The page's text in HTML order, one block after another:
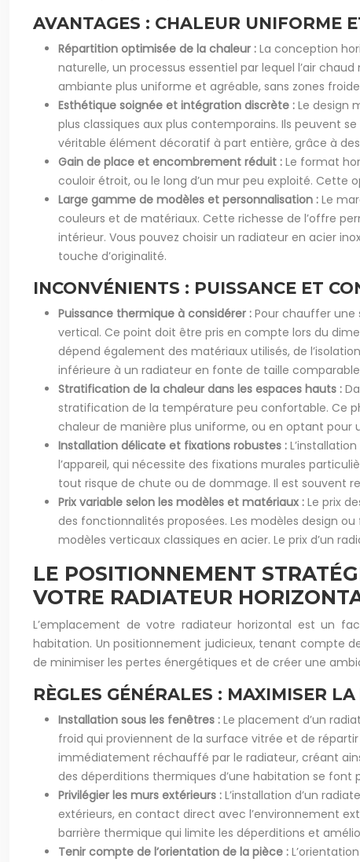
AVANTAGES : CHALEUR UNIFORME
Répartition optimisée de la chaleur : La conception
naturelle, un processus essentiel par lequel l’air
ambiante plus uniforme et agréable, sans zones
Esthétique soignée et intégration discrète : Le design
plus classiques aux plus contemporains. Ils peuvent
véritable élément décoratif à part entière, grâce à
Gain de place et encombrement réduit : Le format
couloir étroit, ou le long d’un mur peu exploité.
Large gamme de modèles et personnalisation : Le
couleurs et de matériaux. Cette richesse de l’offre
intérieur. Vous pouvez choisir un radiateur en acier
touche d’originalité.
INCONVÉNIENTS : PUISSANCE ET
Puissance thermique à considérer : Pour chauffer une
vertical. Ce point doit être pris en compte lors du
dépend également des matériaux utilisés, de
inférieure à un radiateur en fonte de taille
Stratification de la chaleur dans les espaces hauts :
stratification de la température peu confortable. Ce
chaleur de manière plus uniforme, ou en optant
Installation délicate et fixations robustes :
l’appareil, qui nécessite des fixations murales
tout risque de chute ou de dommage. Il est souvent
Prix variable selon les modèles et matériaux : Le prix
des fonctionnalités proposées. Les modèles design
modèles verticaux classiques en acier. Le prix d’un
LE POSITIONNEMENT
VOTRE RADIATEUR
L’emplacement de votre radiateur horizontal est un
habitation. Un positionnement judicieux, tenant compte
de minimiser les pertes énergétiques et de créer une
RÈGLES GÉNÉRALES : MAXIMISER
Installation sous les fenêtres : Le placement d’un
froid qui proviennent de la surface vitrée et de
immédiatement réchauffé par le radiateur, créant
des déperditions thermiques d’une habitation se font
Privilégier les murs extérieurs : L’installation d’un
extérieurs, en contact direct avec l’environnement
barrière thermique qui limite les déperditions et
Tenir compte de l’orientation de la pièce :